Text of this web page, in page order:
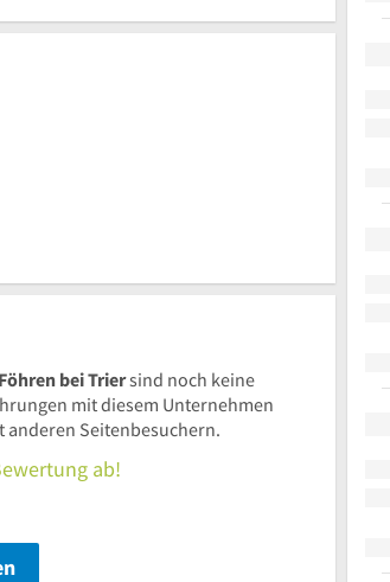
bei Triersind noch keine
mit diesem Unternehmen
anderen Seitenbesuchern.
ab!